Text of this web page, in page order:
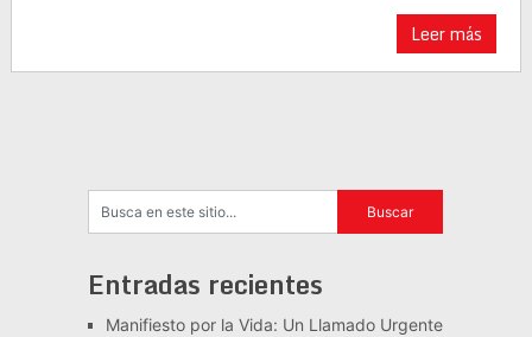
Leer más
Entradas recientes
Manifiesto por la Vida: Un Llamado Urgente